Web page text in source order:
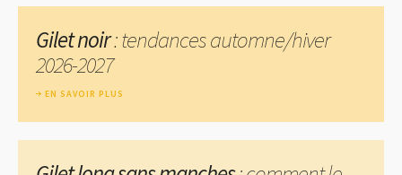
Gilet noir: tendances automne/hiver
2026-2027
EN SAVOIR PLUS